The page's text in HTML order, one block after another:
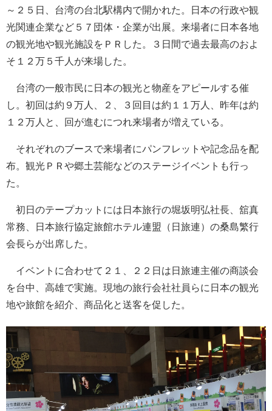
～２５日、台湾の台北駅構内で開かれた。日本の行政や観
光関連企業など５７団体・企業が出展。来場者に日本各地
の観光地や観光施設をＰＲした。３日間で過去最高のおよ
そ１２万５千人が来場した。
台湾の一般市民に日本の観光と物産をアピールする催
し。初回は約９万人、２、３回目は約１１万人、昨年は約
１２万人と、回が進むにつれ来場者が増えている。
それぞれのブースで来場者にパンフレットや記念品を配
布。観光ＰＲや郷土芸能などのステージイベントも行っ
た。
初日のテープカットには日本旅行の堀坂明弘社長、舘真
常務、日本旅行協定旅館ホテル連盟（日旅連）の桑島繁行
会長らが出席した。
イベントに合わせて２１、２２日は日旅連主催の商談会
を台中、高雄で実施。現地の旅行会社社員らに日本の観光
地や旅館を紹介、商品化と送客を促した。